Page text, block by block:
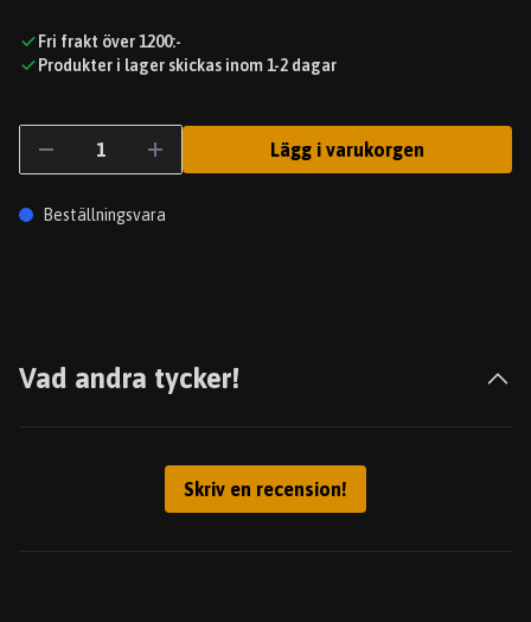
Fri frakt över 1200:-
Produkter i lager skickas inom 1-2 dagar
Lägg i varukorgen
Beställningsvara
Vad andra tycker!
Skriv en recension!